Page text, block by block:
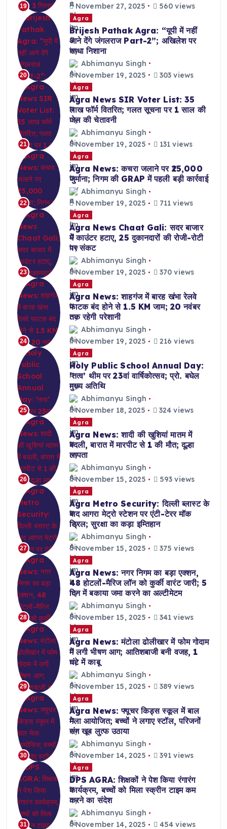
19 November 27, 2025 560 views
20
Agra
Brijesh Pathak Agra: “यूपी में नहीं
आने देंगे जंगलराज Part-2”; अखिलेश पर
साधा निशाना
Abhimanyu Singh
November 19, 2025
303 views
21
Agra
Agra News SIR Voter List: 35
लाख फॉर्म वितरित; गलत सूचना पर 1 साल की
जेल की चेतावनी
Abhimanyu Singh
November 19, 2025
131 views
22
Agra
Agra News: कचरा जलाने पर ₹25,000
जुर्माना; निगम की GRAP में पहली बड़ी कार्रवाई
Abhimanyu Singh
November 19, 2025
711 views
23
Agra
Agra News Chaat Gali: सदर बाजार
में काउंटर हटाए, 25 दुकानदारों की रोजी-रोटी
पर संकट
Abhimanyu Singh
November 19, 2025
370 views
24
Agra
Agra News: शाहगंज में बारह खंभा रेलवे
फाटक बंद होने से 1.5 KM जाम; 20 नवंबर
तक रहेगी परेशानी
Abhimanyu Singh
November 19, 2025
216 views
25
Agra
Holy Public School Annual Day:
‘तत्व’ थीम पर 23वां वार्षिकोत्सव; प्रो. बघेल
मुख्य अतिथि
Abhimanyu Singh
November 18, 2025
324 views
26
Agra
Agra News: शादी की खुशियां मातम में
बदली, बारात में मारपीट से 1 की मौत; दूल्हा
लापता
Abhimanyu Singh
November 15, 2025
593 views
27
Agra
Agra Metro Security: दिल्ली ब्लास्ट के
बाद आगरा मेट्रो स्टेशन पर एंटी-टेरर मॉक
ड्रिल; सुरक्षा का कड़ा इम्तिहान
Abhimanyu Singh
November 15, 2025
375 views
28
Agra
Agra News: नगर निगम का बड़ा एक्शन,
48 होटलों-मैरिज लॉन को कुर्की वारंट जारी; 5
दिन में बकाया जमा करने का अल्टीमेटम
Abhimanyu Singh
November 15, 2025
341 views
29
Agra
Agra News: मंटोला ढोलीखार में फोम गोदाम
में लगी भीषण आग; आतिशबाजी बनी वजह, 1
घंटे में काबू
Abhimanyu Singh
November 15, 2025
389 views
30
Agra
Agra News: फ्यूचर किड्स स्कूल में बाल
मेला आयोजित; बच्चों ने लगाए स्टॉल, परिजनों
संग खूब लुत्फ उठाया
Abhimanyu Singh
November 14, 2025
391 views
31
Agra
DPS AGRA: शिक्षकों ने पेश किया रंगारंग
कार्यक्रम, बच्चों को मिला स्क्रीन टाइम कम
करने का संदेश
Abhimanyu Singh
November 14, 2025
454 views